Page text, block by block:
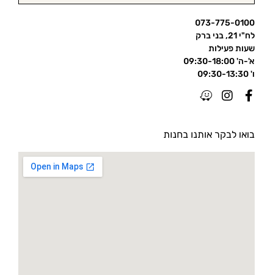
073-775-0100
לח"י 21, בני ברק
שעות פעילות
א'-ה' 09:30-18:00
ו' 09:30-13:30
בואו לבקר אותנו בחנות